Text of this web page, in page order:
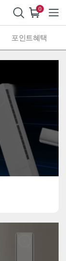
0
포인트혜택